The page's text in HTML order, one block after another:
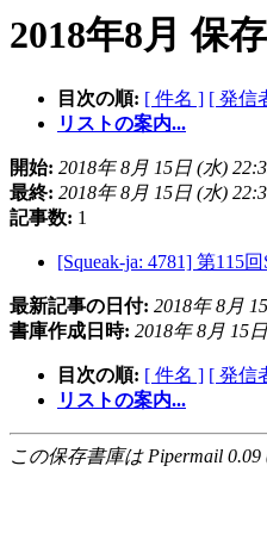
2018年8月 保
目次の順: [ 件名 ] [ 発信
リストの案内...
開始: 2018年 8月 15日 (水)
最終: 2018年 8月 15日 (水)
記事数: 1
[Squeak-ja: 4781] 第115
最新記事の日付: 2018年 8月
書庫作成日時: 2018年 8月 15
目次の順: [ 件名 ] [ 発信
リストの案内...
この保存書庫は Pipermail